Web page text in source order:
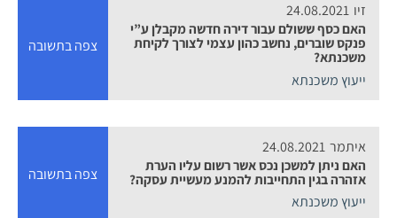
זיו 24.08.2021
האם כסף ששולם עבור דירה חדשה מקבלן ע”י
פנקס שוברים, נחשב כהון עצמי לצורך לקיחת
משכנתא?
ייעוץ משכנתא
צפה בתשובה
איתמר 24.08.2021
האם ניתן למשכן נכס אשר רשום עליו הערת
אזהרה בגין התחייבות להמנע מעשיית עסקה?
ייעוץ משכנתא
צפה בתשובה